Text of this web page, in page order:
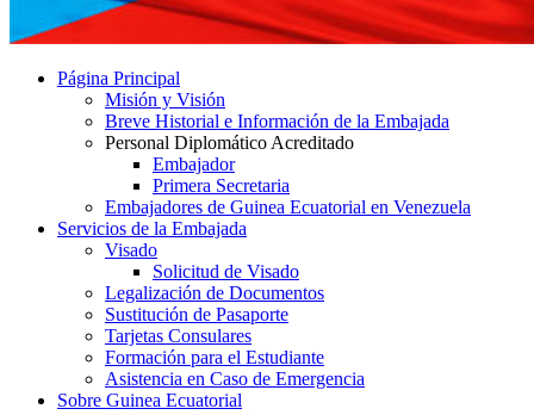
Página Principal
Misión y Visión
Breve Historial e Información de la Embajada
Personal Diplomático Acreditado
Embajador
Primera Secretaria
Embajadores de Guinea Ecuatorial en Venezuela
Servicios de la Embajada
Visado
Solicitud de Visado
Legalización de Documentos
Sustitución de Pasaporte
Tarjetas Consulares
Formación para el Estudiante
Asistencia en Caso de Emergencia
Sobre Guinea Ecuatorial